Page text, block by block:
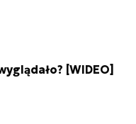
[WIDEO]